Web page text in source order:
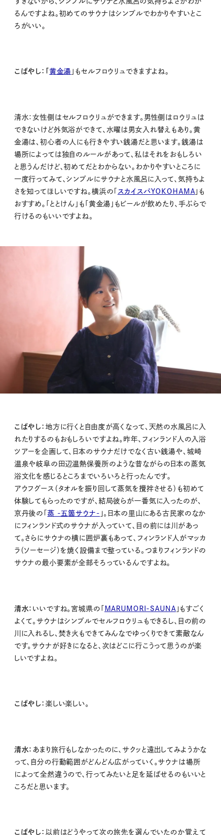
るんですよね。初めてのサウナはシンプルでわかりやすいとこ
ろがいい。
こばやし： 黄金湯 」もセルフロウリュできますよね。
清水：女性側はセルフロウリュができます。男性側はロウリュは
できないけど外気浴ができて、水曜は男女入れ替えもあり。黄
金湯は、初心者の人にも行きやすい銭湯だと思います。銭湯は
場所によっては独自のルールがあって、私はそれをおもしろい
と思うんだけど、初めてだとわからない。わかりやすいところに
一度行ってみて、シンプルにサウナと水風呂に入って、気持ちよ
さを知ってほしいですね。横浜の「
スカイスパYOKOHAMA 」も
おすすめ。「ととけん」も「黄金湯」もビールが飲めたり、手ぶらで
行けるのもいいですよね。
こばやし： 地方に行くと自由度が高くなって、天然の水風呂に入
れたりするのもおもしろいですよね。昨年、フィンランド人の入浴
ツアーを企画して、日本のサウナだけでなく古い銭湯や、城崎
温泉や岐阜の 田辺温熱保養所のような昔ながらの日本の蒸気
浴文化を感じるところまでいろいろと行ったんです。
アウフグース（タオルを振り回して蒸気を攪拌させる）も初めて
体験してもらったのですが、結局彼らが一番気に入ったのが、
京丹後の「 蒸 -五箇サウナ- 」。日本の里山にある古民家のなか
にフィンランド式のサウナが入っていて、目の前には川があっ
て。さらにサウナの横に囲炉裏もあって、フィンランド人がマッカ
ラ（ソーセージ）を焼く設備まで整っている。つまりフィンランドの
サウナの最小要素が全部そろっているんですよね。
清水： いいですね。宮城県の「 MARUMORI-SAUNA 」もすごく
よくて。サウナはシンプルでセルフロウリュもできるし、目の前の
川に入れるし、焚き火もできてみんなでゆっくりできて素敵なん
です。サウナが好きになると、次はどこに行こうって思うのが楽
しいですよね。
こばやし： 楽しい楽しい。
清水： あまり旅行もしなかったのに、サクッと遠出してみようかな
って、自分の行動範囲がどんどん広がっていく。サウナは場所
によって全然違うので、行ってみたいと足を延ばせるのもいいと
ころだと思います。
こばやし： 以前はどうやって次の旅先を選んでいたのか覚えて